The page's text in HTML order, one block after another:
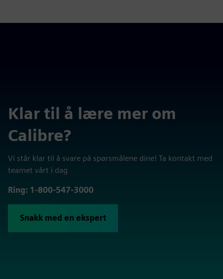
Klar til å lære mer om
Calibre?
Vi står klar til å svare på spørsmålene dine! Ta kontakt med
teamet vårt i dag
Ring: 1-800-547-3000
Snakk med en ekspert